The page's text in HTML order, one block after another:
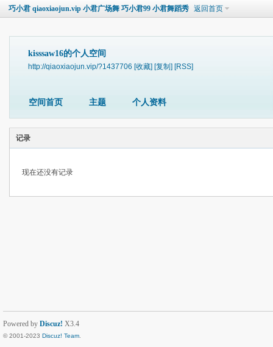
巧小君 qiaoxiaojun.vip 小君广场舞 巧小君99 小君舞蹈秀 返回首页
kisssaw16的个人空间
http://qiaoxiaojun.vip/?1437706 [收藏] [复制] [RSS]
空间首页 主题 个人资料
记录
现在还没有记录
Powered by Discuz! X3.4
© 2001-2023 Discuz! Team